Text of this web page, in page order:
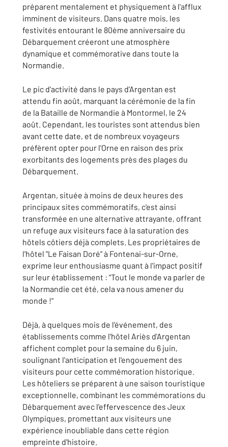
préparent mentalement et physiquement à l'afflux
imminent de visiteurs. Dans quatre mois, les
festivités entourant le 80ème anniversaire du
Débarquement créeront une atmosphère
dynamique et commémorative dans toute la
Normandie.
Le pic d'activité dans le pays d'Argentan est
attendu fin août, marquant la cérémonie de la fin
de la Bataille de Normandie à Montormel, le 24
août. Cependant, les touristes sont attendus bien
avant cette date, et de nombreux voyageurs
préfèrent opter pour l'Orne en raison des prix
exorbitants des logements près des plages du
Débarquement.
Argentan, située à moins de deux heures des
principaux sites commémoratifs, c'est ainsi
transformée en une alternative attrayante, offrant
un refuge aux visiteurs face à la saturation des
hôtels côtiers déjà complets. Les propriétaires de
l'hôtel "Le Faisan Doré" à Fontenai-sur-Orne,
exprime leur enthousiasme quant à l'impact positif
sur leur établissement : "Tout le monde va parler de
la Normandie cet été, cela va nous amener du
monde !"
Déjà, à quelques mois de l'événement, des
établissements comme l'hôtel Ariès d'Argentan
affichent complet pour la semaine du 6 juin,
soulignant l'anticipation et l'engouement des
visiteurs pour cette commémoration historique.
Les hôteliers se préparent à une saison touristique
exceptionnelle, combinant les commémorations du
Débarquement avec l'effervescence des Jeux
Olympiques, promettant aux visiteurs une
expérience inoubliable dans cette région
empreinte d'histoire.